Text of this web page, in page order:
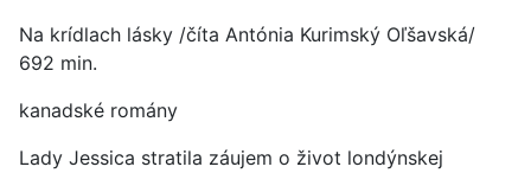
Na krídlach lásky /číta Antónia Kurimský Oľšavská/
692 min.
kanadské romány
Lady Jessica stratila záujem o život londýnskej